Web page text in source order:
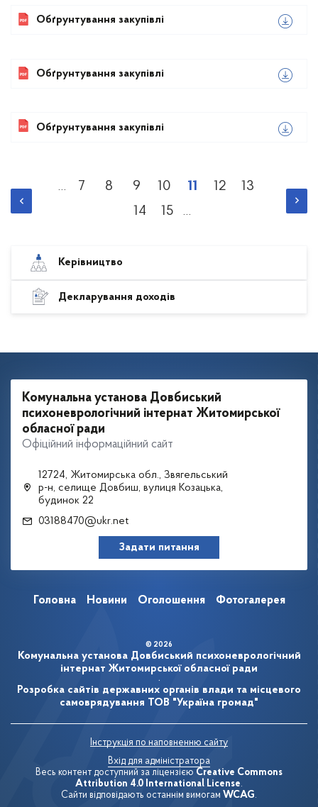
Обґрунтування закупівлі
Обґрунтування закупівлі
Обґрунтування закупівлі
на
сторінки
…
Сторінка
7
Сторінка
8
Сторінка
9
Сторінка
10
Поточна
11
Сторінка
12
Сторінка
13
Сторінка
14
Сторінка
15 …
Керівництво
Декларування доходів
Комунальна установа Довбиський
психоневрологічний інтернат Житомирської
обласної ради
Офіційний інформаційний сайт
12724, Житомирська обл., Звягельський
р-н, селище Довбиш, вулиця Козацька,
будинок 22
03188470@ukr.net
Задати питання
Головна Новини Оголошення Фотогалерея
© 2026
Комунальна установа Довбиський психоневрологічний
інтернат Житомирської обласної ради
.
Розробка сайтів державних органів влади та місцевого
самоврядування ТОВ "Україна громад"
Інструкція по наповненню сайту
Вхід для адміністратора
Весь контент доступний за ліцензією Creative Commons
Attribution 4.0 International License.
Сайти відповідають останнім вимогам WCAG.